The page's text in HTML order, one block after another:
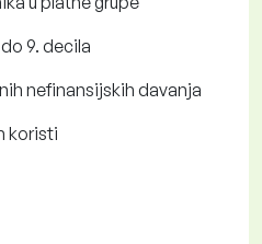
9. decila
nefinansijskih davanja
koristi